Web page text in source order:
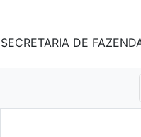
SECRETARIA DE